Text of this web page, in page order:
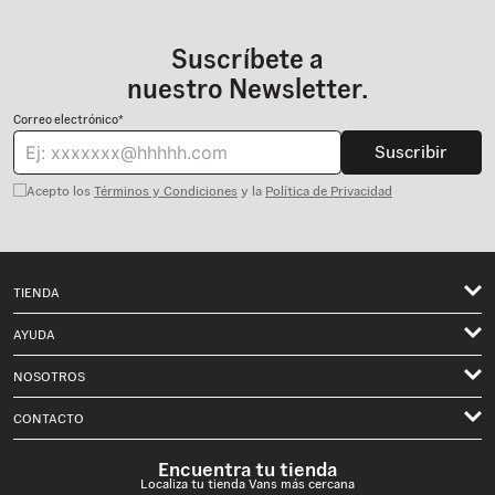
Suscríbete a
nuestro Newsletter.
Correo electrónico*
Suscribir
Acepto los Términos y Condiciones y la Política de Privacidad
TIENDA
Hombre
Niños
AYUDA
Mis pedidos
Envíos
Preguntas Frecuentes
NOSOTROS
Términos de Uso
CONTACTO
Formulario de Contacto
Encuentra tu tienda
Localiza tu tienda Vans más cercana